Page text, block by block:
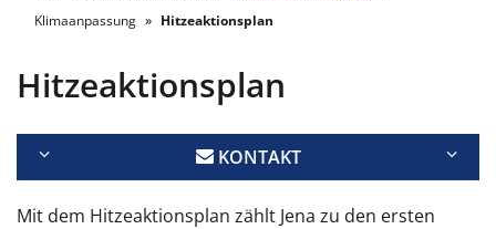
Klimaanpassung
Hitzeaktionsplan
Hitzeaktionsplan
KONTAKT
Mit dem Hitzeaktionsplan zählt Jena zu den ersten